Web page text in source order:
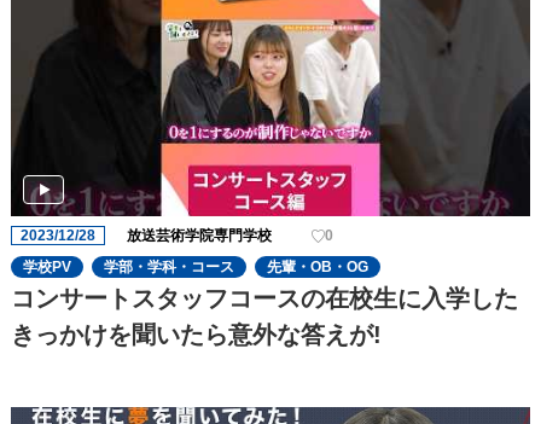
2023/12/28 放送芸術学院専門学校
0
学校PV
学部・学科・コース 先輩・OB・OG
コンサートスタッフコースの在校生に入学した
きっかけを聞いたら意外な答えが!